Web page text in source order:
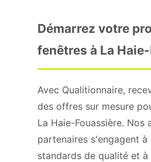
Démarrez votre
fenêtres à La
Avec Qualitionnaire,
des offres sur mesure
La Haie-Fouassière. Nos
partenaires s'engagent
standards de qualité et